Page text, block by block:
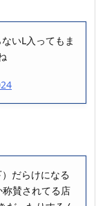
いL入ってもま
だらけになる
賛されてる店